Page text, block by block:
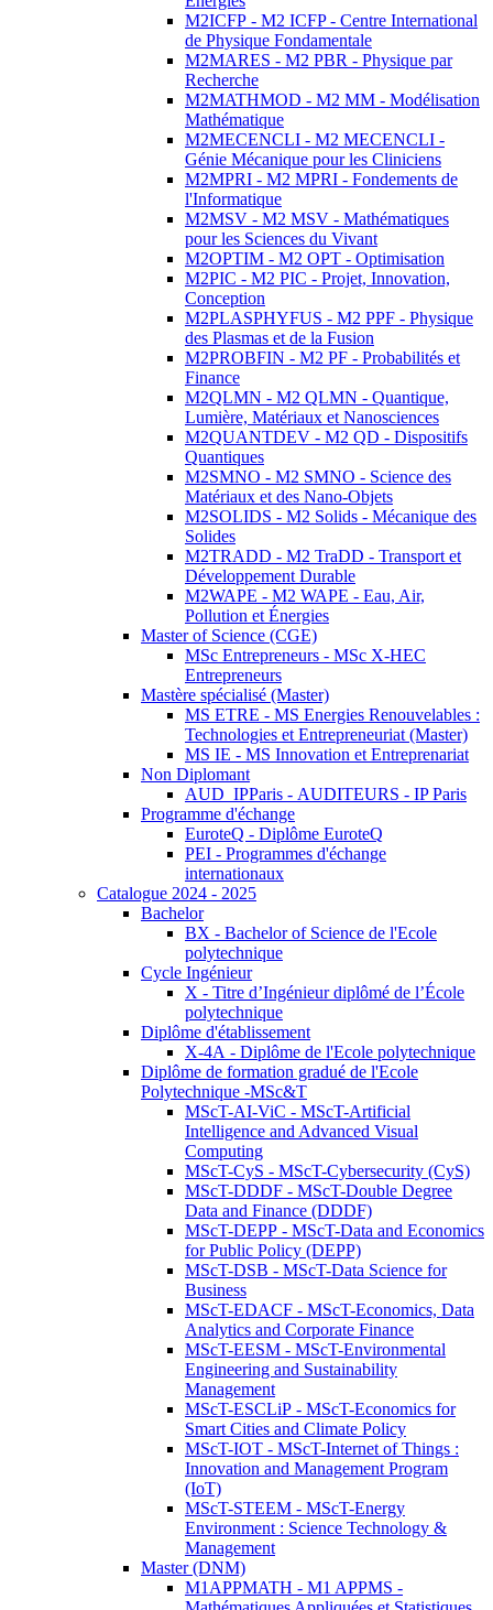
M2ICFP - M2 ICFP - Centre International
de Physique Fondamentale
M2MARES - M2 PBR - Physique par
Recherche
M2MATHMOD - M2 MM - Modélisation
Mathématique
M2MECENCLI - M2 MECENCLI -
Génie Mécanique pour les Cliniciens
M2MPRI - M2 MPRI - Fondements de
l'Informatique
M2MSV - M2 MSV - Mathématiques
pour les Sciences du Vivant
M2OPTIM - M2 OPT - Optimisation
M2PIC - M2 PIC - Projet, Innovation,
Conception
M2PLASPHYFUS - M2 PPF - Physique
des Plasmas et de la Fusion
M2PROBFIN - M2 PF - Probabilités et
Finance
M2QLMN - M2 QLMN - Quantique,
Lumière, Matériaux et Nanosciences
M2QUANTDEV - M2 QD - Dispositifs
Quantiques
M2SMNO - M2 SMNO - Science des
Matériaux et des Nano-Objets
M2SOLIDS - M2 Solids - Mécanique des
Solides
M2TRADD - M2 TraDD - Transport et
Développement Durable
M2WAPE - M2 WAPE - Eau, Air,
Pollution et Énergies
Master of Science (CGE)
MSc Entrepreneurs - MSc X-HEC
Entrepreneurs
Mastère spécialisé (Master)
MS ETRE - MS Energies Renouvelables :
Technologies et Entrepreneuriat (Master)
MS IE - MS Innovation et Entreprenariat
Non Diplomant
AUD_IPParis - AUDITEURS - IP Paris
Programme d'échange
EuroteQ - Diplôme EuroteQ
PEI - Programmes d'échange
internationaux
Catalogue 2024 - 2025
Bachelor
BX - Bachelor of Science de l'Ecole
polytechnique
Cycle Ingénieur
X - Titre d’Ingénieur diplômé de l’École
polytechnique
Diplôme d'établissement
X-4A - Diplôme de l'Ecole polytechnique
Diplôme de formation gradué de l'Ecole
Polytechnique -MSc&T
MScT-AI-ViC - MScT-Artificial
Intelligence and Advanced Visual
Computing
MScT-CyS - MScT-Cybersecurity (CyS)
MScT-DDDF - MScT-Double Degree
Data and Finance (DDDF)
MScT-DEPP - MScT-Data and Economics
for Public Policy (DEPP)
MScT-DSB - MScT-Data Science for
Business
MScT-EDACF - MScT-Economics, Data
Analytics and Corporate Finance
MScT-EESM - MScT-Environmental
Engineering and Sustainability
Management
MScT-ESCLiP - MScT-Economics for
Smart Cities and Climate Policy
MScT-IOT - MScT-Internet of Things :
Innovation and Management Program
(IoT)
MScT-STEEM - MScT-Energy
Environment : Science Technology &
Management
Master (DNM)
M1APPMATH - M1 APPMS -